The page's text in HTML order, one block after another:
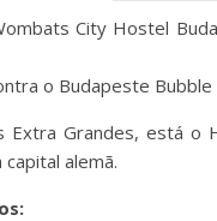
City Hostel
o Budapeste
Extra Grandes, está
alemã.